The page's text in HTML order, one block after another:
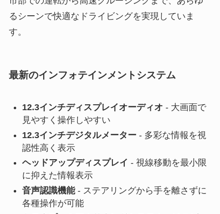
るシーンで快適なドライビングを実現していま
す。
最新のインフォテインメントシステム
12.3インチディスプレイオーディオ - 大画面で
見やすく操作しやすい
12.3インチデジタルメーター - 多彩な情報を視
認性高く表示
ヘッドアップディスプレイ - 視線移動を最小限
に抑えた情報表示
音声認識機能- ステアリングから手を離さずに
各種操作が可能